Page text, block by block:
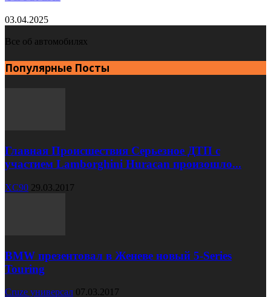
03.04.2025
Все об автомобилях
Популярные Посты
Главная Происшествия Серьезное ДТП с
участием Lamborghini Huracan произошло...
XC90 29.03.2017
BMW презентовал в Женеве новый 5-Series
Touring
Cruze универсал 07.03.2017